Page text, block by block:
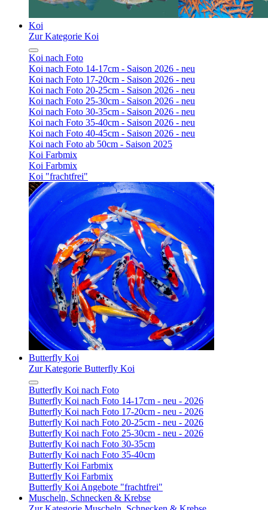
Koi
Zur Kategorie Koi
Koi nach Foto
Koi nach Foto 14-17cm - Saison 2026 - neu
Koi nach Foto 17-20cm - Saison 2026 - neu
Koi nach Foto 20-25cm - Saison 2026 - neu
Koi nach Foto 25-30cm - Saison 2026 - neu
Koi nach Foto 30-35cm - Saison 2026 - neu
Koi nach Foto 35-40cm - Saison 2026 - neu
Koi nach Foto 40-45cm - Saison 2026 - neu
Koi nach Foto ab 50cm - Saison 2025
Koi Farbmix
Koi Farbmix
Koi "frachtfrei"
Butterfly Koi
Zur Kategorie Butterfly Koi
Butterfly Koi nach Foto
Butterfly Koi nach Foto 14-17cm - neu - 2026
Butterfly Koi nach Foto 17-20cm - neu - 2026
Butterfly Koi nach Foto 20-25cm - neu - 2026
Butterfly Koi nach Foto 25-30cm - neu - 2026
Butterfly Koi nach Foto 30-35cm
Butterfly Koi nach Foto 35-40cm
Butterfly Koi Farbmix
Butterfly Koi Farbmix
Butterfly Koi Angebote "frachtfrei"
Muscheln, Schnecken & Krebse